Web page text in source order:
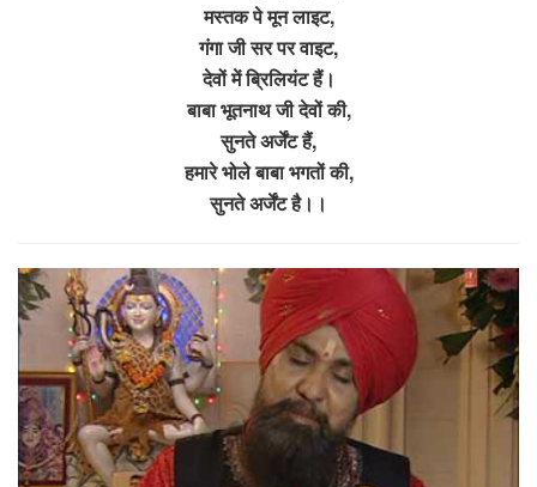
मस्तक पे मून लाइट,
गंगा जी सर पर वाइट,
देवों में ब्रिलियंट हैं।
बाबा भूतनाथ जी देवों की,
सुनते अर्जेंट हैं,
हमारे भोले बाबा भगतों की,
सुनते अर्जेंट है।।